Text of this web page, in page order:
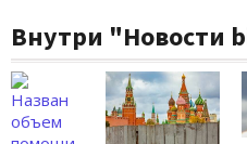
Внутри "Новости